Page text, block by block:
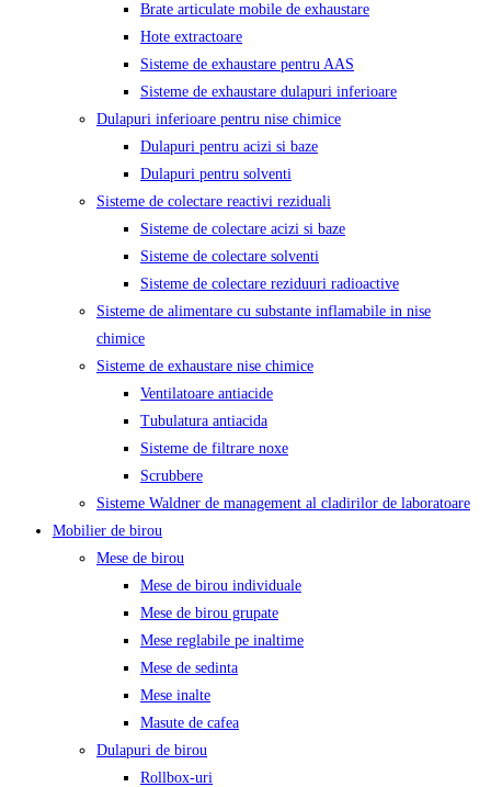
Brate articulate mobile de exhaustare
Hote extractoare
Sisteme de exhaustare pentru AAS
Sisteme de exhaustare dulapuri inferioare
Dulapuri inferioare pentru nise chimice
Dulapuri pentru acizi si baze
Dulapuri pentru solventi
Sisteme de colectare reactivi reziduali
Sisteme de colectare acizi si baze
Sisteme de colectare solventi
Sisteme de colectare reziduuri radioactive
Sisteme de alimentare cu substante inflamabile in nise
chimice
Sisteme de exhaustare nise chimice
Ventilatoare antiacide
Tubulatura antiacida
Sisteme de filtrare noxe
Scrubbere
Sisteme Waldner de management al cladirilor de laboratoare
Mobilier de birou
Mese de birou
Mese de birou individuale
Mese de birou grupate
Mese reglabile pe inaltime
Mese de sedinta
Mese inalte
Masute de cafea
Dulapuri de birou
Rollbox-uri